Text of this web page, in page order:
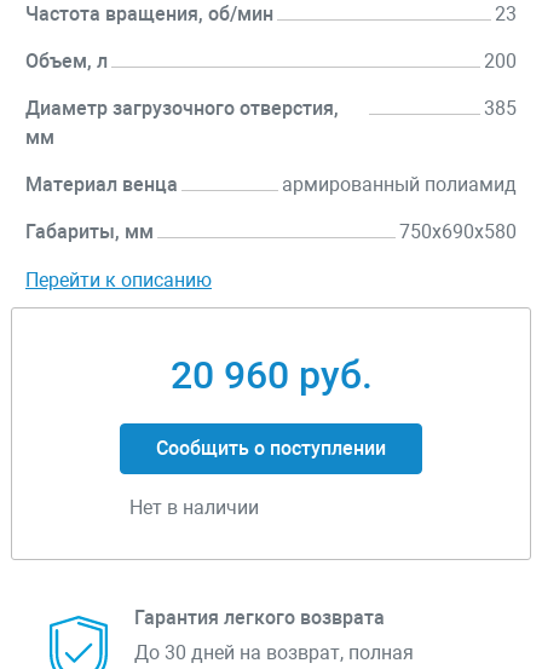
Частота вращения, об/мин 23
Объем, л 200
Диаметр загрузочного отверстия,
мм
385
Материал венца армированный полиамид
Габариты, мм 750х690х580
Перейти к описанию
20 960 руб.
Сообщить о поступлении
Нет в наличии
Гарантия легкого возврата
До 30 дней на возврат, полная